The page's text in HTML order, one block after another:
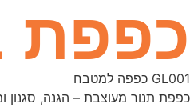
כפפת
GL001 כפפה למטבח
כפפת תנור מעוצבת – הגנה,